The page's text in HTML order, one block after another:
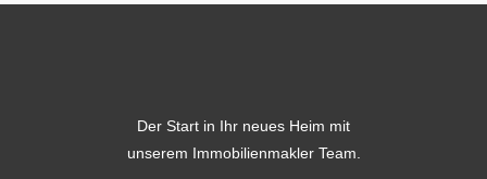
Der Start in Ihr neues Heim mit
unserem Immobilienmakler Team.